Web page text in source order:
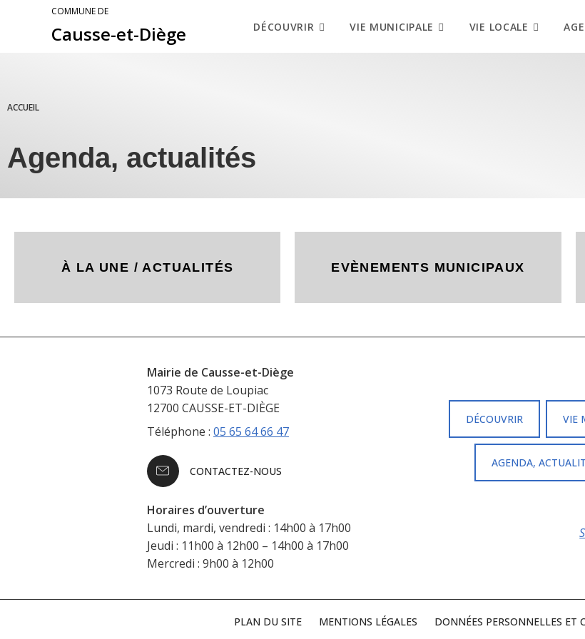
COMMUNE DE
Causse-et-Diège DÉCOUVRIR VIE MUNICIPALE VIE LOCALE
ACCUEIL
Agenda, actualités
À LA UNE / ACTUALITÉS EVÈNEMENTS MUNICIPAUX
Mairie de Causse-et-Diège
1073 Route de Loupiac
12700 CAUSSE-ET-DIÈGE
Téléphone : 05 65 64 66 47
CONTACTEZ-NOUS
Horaires d’ouverture
Lundi, mardi, vendredi : 14h00 à 17h00
Jeudi : 11h00 à 12h00 – 14h00 à 17h00
Mercredi : 9h00 à 12h00
DÉCOUVRIR VIE
AGENDA,
PLAN DU SITE MENTIONS LÉGALES DONNÉES PERSONNELLES ET